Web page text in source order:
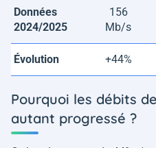
Données
2024/2025
156
Mb/s
Évolution +44%
Pourquoi les débits
autant progressé ?